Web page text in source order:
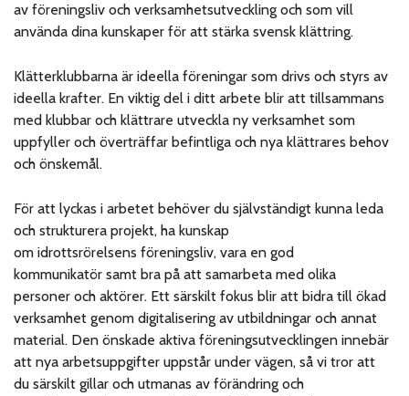
av föreningsliv och verksamhetsutveckling och som vill
använda dina kunskaper för att stärka svensk klättring.
Klätterklubbarna är ideella föreningar som drivs och styrs av
ideella krafter. En viktig del i ditt arbete blir att tillsammans
med klubbar och klättrare utveckla ny verksamhet som
uppfyller och överträffar befintliga och nya klättrares behov
och önskemål.
För att lyckas i arbetet behöver du självständigt kunna leda
och strukturera projekt, ha kunskap
om idrottsrörelsens föreningsliv, vara en god
kommunikatör samt bra på att samarbeta med olika
personer och aktörer. Ett särskilt fokus blir att bidra till ökad
verksamhet genom digitalisering av utbildningar och annat
material. Den önskade aktiva föreningsutvecklingen innebär
att nya arbetsuppgifter uppstår under vägen, så vi tror att
du särskilt gillar och utmanas av förändring och